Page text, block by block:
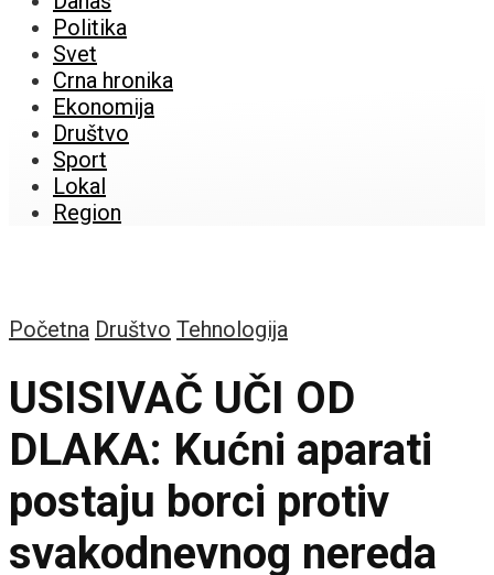
Politika
Svet
Crna hronika
Ekonomija
Društvo
Sport
Lokal
Region
Početna Društvo Tehnologija
USISIVAČ UČI OD
DLAKA: Kućni aparati
postaju borci protiv
svakodnevnog nereda